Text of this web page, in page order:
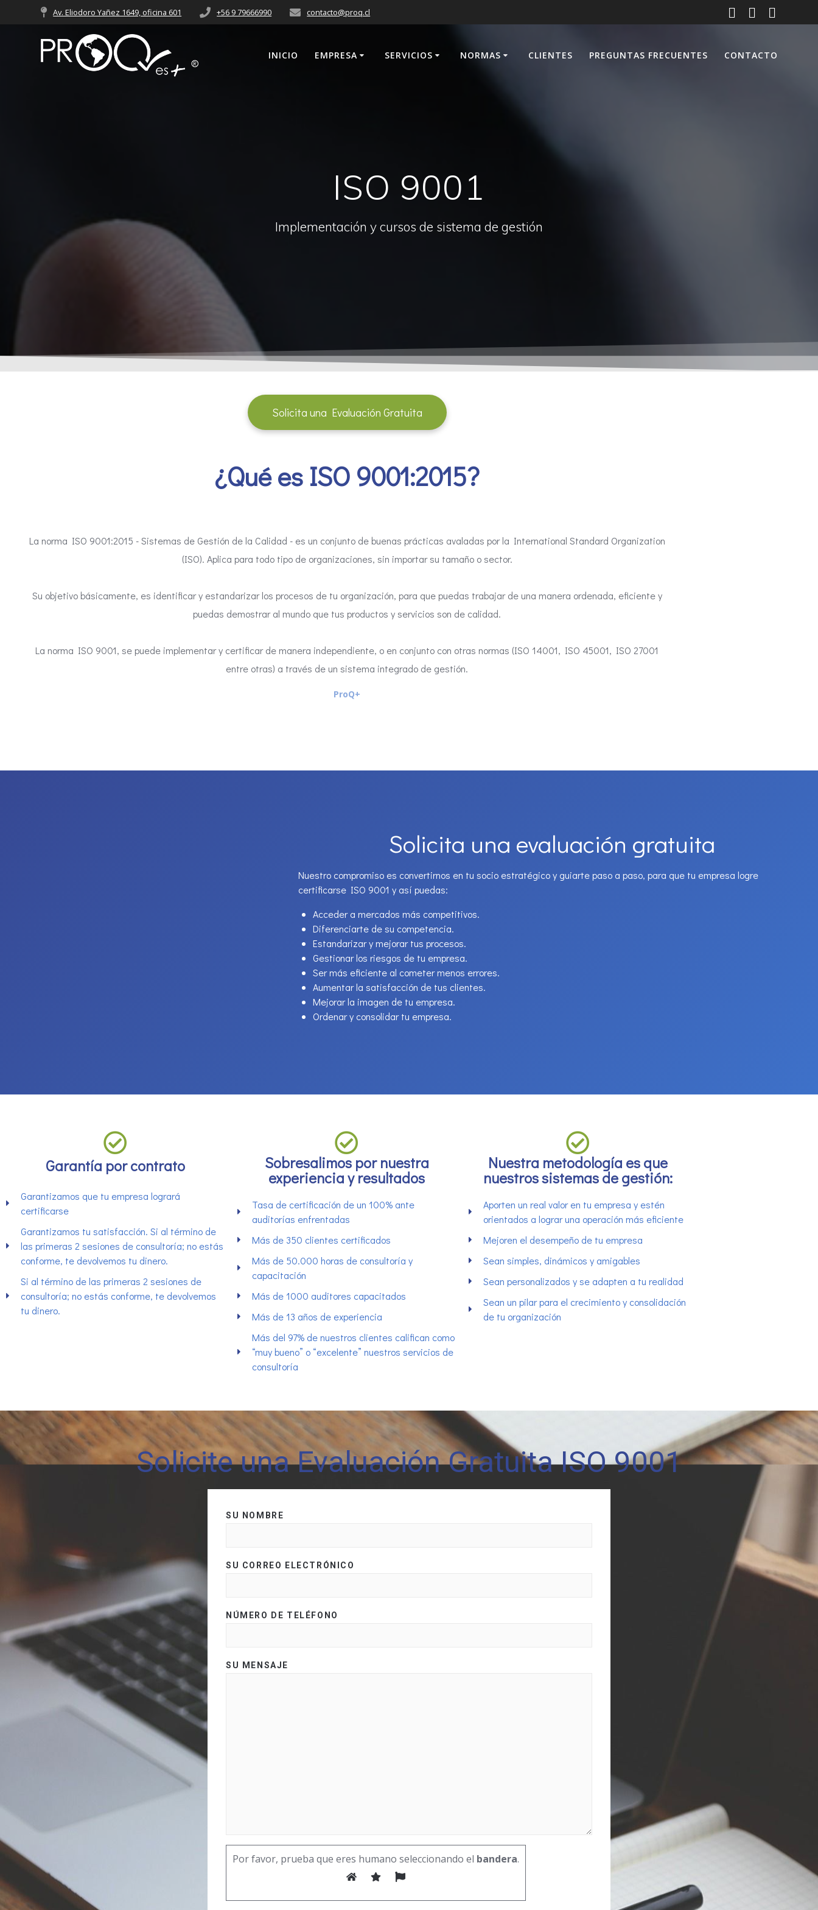
Av. Eliodoro Yañez 1649, oficina 601 +56 9 79666990 contacto@proq.cl
INICIO EMPRESA SERVICIOS NORMAS CLIENTES PREGUNTAS FRECUENTES CONTACTO
ISO 9001
Implementación y cursos de sistema de gestión
Solicita una Evaluación Gratuita
¿Qué es ISO 9001:2015?
La norma ISO 9001:2015 - Sistemas de Gestión de la Calidad - es un conjunto de buenas prácticas avaladas por la International Standard Organization
(ISO). Aplica para todo tipo de organizaciones, sin importar su tamaño o sector.
Su objetivo básicamente, es identificar y estandarizar los procesos de tu organización, para que puedas trabajar de una manera ordenada, eficiente y
puedas demostrar al mundo que tus productos y servicios son de calidad.
La norma ISO 9001, se puede implementar y certificar de manera independiente, o en conjunto con otras normas (ISO 14001, ISO 45001, ISO 27001
entre otras) a través de un sistema integrado de gestión.
ProQ+
Solicita una evaluación gratuita
Nuestro compromiso es convertirnos en tu socio estratégico y guiarte paso a paso, para que tu empresa logre
certificarse ISO 9001 y así puedas:
Acceder a mercados más competitivos.
Diferenciarte de su competencia.
Estandarizar y mejorar tus procesos.
Gestionar los riesgos de tu empresa.
Ser más eficiente al cometer menos errores.
Aumentar la satisfacción de tus clientes.
Mejorar la imagen de tu empresa.
Ordenar y consolidar tu empresa.
Garantía por contrato
Garantizamos que tu empresa logrará
certificarse
Garantizamos tu satisfacción. Si al término de
las primeras 2 sesiones de consultoría; no estás
conforme, te devolvemos tu dinero.
Si al término de las primeras 2 sesiones de
consultoría; no estás conforme, te devolvemos
tu dinero.
Sobresalimos por nuestra
experiencia y resultados
Tasa de certificación de un 100% ante
auditorías enfrentadas
Más de 350 clientes certificados
Más de 50.000 horas de consultoría y
capacitación
Más de 1000 auditores capacitados
Más de 13 años de experiencia
Más del 97% de nuestros clientes califican como
“muy bueno” o “excelente” nuestros servicios de
consultoría
Nuestra metodología es que
nuestros sistemas de gestión:
Aporten un real valor en tu empresa y estén
orientados a lograr una operación más eficiente
Mejoren el desempeño de tu empresa
Sean simples, dinámicos y amigables
Sean personalizados y se adapten a tu realidad
Sean un pilar para el crecimiento y consolidación
de tu organización
Solicite una Evaluación Gratuita ISO 9001
SU NOMBRE
SU CORREO ELECTRÓNICO
NÚMERO DE TELÉFONO
SU MENSAJE
Por favor, prueba que eres humano seleccionando el bandera.